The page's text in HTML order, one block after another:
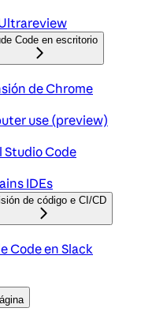
Code en escritorio
de Chrome
use (preview)
Studio Code
IDEs
de código e CI/CD
Code en Slack